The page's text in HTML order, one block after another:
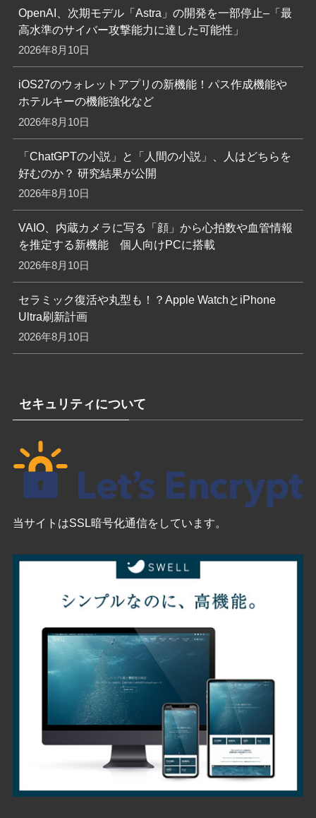
OpenAI、次期モデル「Astra」の開発を一部停止–「最
高水準のサイバー攻撃能力に達した可能性」
2026年8月10日
iOS27のウォレットアプリの新機能！パス作成機能や
ホテルキーの機能強化など
2026年8月10日
「ChatGPTの小説」と「人間の小説」、人はどちらを
好むのか？ 研究結果が公開
2026年8月10日
VAIO、内蔵カメラに写る「顔」から心拍数や血管情報
を推定する新機能 個人向けPCに搭載
2026年8月10日
セラミック復活や丸型も！？Apple WatchとiPhone
Ultra刷新計画
2026年8月10日
セキュリティについて
当サイトはSSL暗号化通信をしています。